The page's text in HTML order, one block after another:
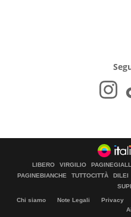
LIBERO VIRGILIO
PAGINEBIANCHE
TUTTOCITTÀ DILEI
Chi siamo Note Legali Privacy